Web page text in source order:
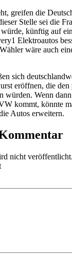
greifen die
Stelle sei die
künftig auf
Elektroautos
wäre auch
sich
eröffnen, die den
Wenn
kommt, könnte
Autos erweitern.
nicht veröffentlicht.